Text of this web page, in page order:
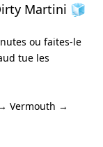
Martini 🧊
ou faites-le
tue les
Vermouth →